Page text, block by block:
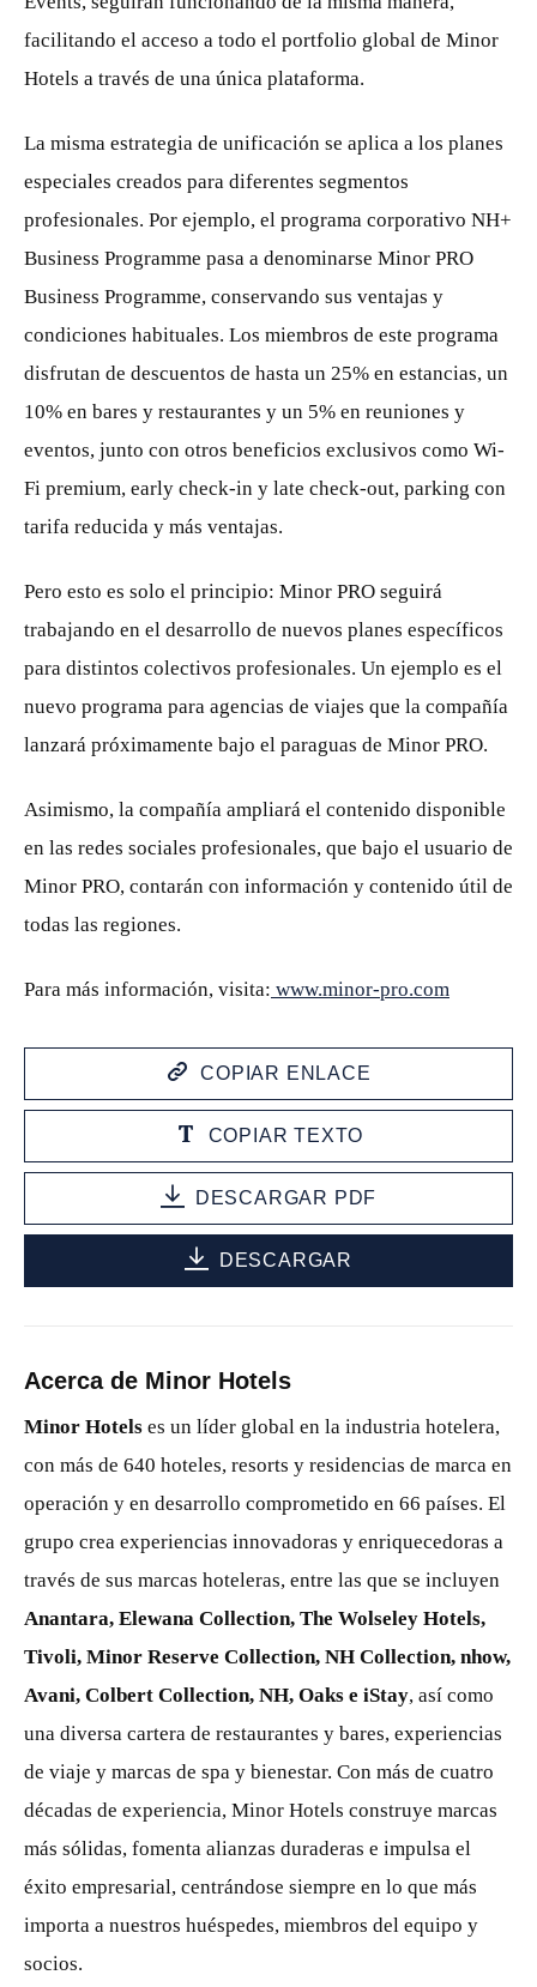
facilitando el acceso a todo el portfolio global de Minor
Hotels a través de una única plataforma.
La misma estrategia de unificación se aplica a los planes
especiales creados para diferentes segmentos
profesionales. Por ejemplo, el programa corporativo NH+
Business Programme pasa a denominarse Minor PRO
Business Programme, conservando sus ventajas y
condiciones habituales. Los miembros de este programa
disfrutan de descuentos de hasta un 25% en estancias, un
10% en bares y restaurantes y un 5% en reuniones y
eventos, junto con otros beneficios exclusivos como Wi-
Fi premium, early check-in y late check-out, parking con
tarifa reducida y más ventajas.
Pero esto es solo el principio: Minor PRO seguirá
trabajando en el desarrollo de nuevos planes específicos
para distintos colectivos profesionales. Un ejemplo es el
nuevo programa para agencias de viajes que la compañía
lanzará próximamente bajo el paraguas de Minor PRO.
Asimismo, la compañía ampliará el contenido disponible
en las redes sociales profesionales, que bajo el usuario de
Minor PRO, contarán con información y contenido útil de
todas las regiones.
Para más información, visita: www.minor-pro.com
COPIAR ENLACE
COPIAR TEXTO
DESCARGAR PDF
DESCARGAR
Acerca de Minor Hotels
Minor Hotels es un líder global en la industria hotelera,
con más de 640 hoteles, resorts y residencias de marca en
operación y en desarrollo comprometido en 66 países. El
grupo crea experiencias innovadoras y enriquecedoras a
través de sus marcas hoteleras, entre las que se incluyen
Anantara, Elewana Collection, The Wolseley Hotels,
Tivoli, Minor Reserve Collection, NH Collection, nhow,
Avani, Colbert Collection, NH, Oaks e iStay, así como
una diversa cartera de restaurantes y bares, experiencias
de viaje y marcas de spa y bienestar. Con más de cuatro
décadas de experiencia, Minor Hotels construye marcas
más sólidas, fomenta alianzas duraderas e impulsa el
éxito empresarial, centrándose siempre en lo que más
importa a nuestros huéspedes, miembros del equipo y
socios.